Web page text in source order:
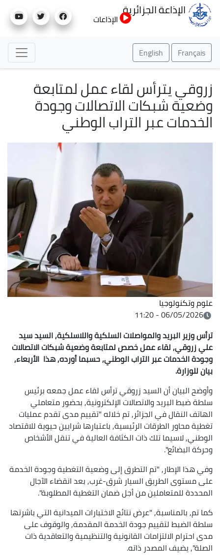
إلى
الإذاعة الجزائرية
الإذاعات
Français
English
زروقي يترأس لقاء عمل لمتابعة
وضعية شبكات الاتصالات وجودة
الخدمات عبر التراب الوطني
علوم وتكنولوجيا
06/05/2026 - 11:20
ترأس وزير البريد والمواصلات السلكية واللاسلكية, السيد سيد
علي زروقي, لقاء عمل خصص لمتابعة وضعية شبكات الاتصالات
وجودة الخدمات عبر التراب الوطني, حسبما أورده, هذا الأربعاء,
بيان للوزارة.
وأوضح البيان أن السيد زروقي ترأس لقاء عمل جمعه برئيس
سلطة ضبط البريد والاتصالات الإلكترونية, بحضور متعاملي
الهاتف النقال في الجزائر, تم خلاله "تقييم مدى تقدم عمليات
تغطية محاور الطرقات الرئيسية, باعتبارها شرايين حيوية للاقتصاد
الوطني, لاسيما تلك ذات الكثافة العالية في تنقل الأشخاص
وحركة البضائع".
وفي هذا الإطار, "تم التطرق إلى وضعية التغطية وجودة الخدمة
على مستوى الطريق السيار شرق-غرب, بعد انقضاء الآجال
المحددة للمتعاملين من أجل ضمان التغطية المطلوبة".
كما تم, بالمناسبة, "عرض نتائج الاختبارات الميدانية التي باشرتها
سلطة الضبط لتقييم جودة الخدمة المقدمة, والوقوف على
مدى احترام الالتزامات القانونية والتنظيمية والتعاقدية ذات
الصلة", يضيف المصدر ذاته.